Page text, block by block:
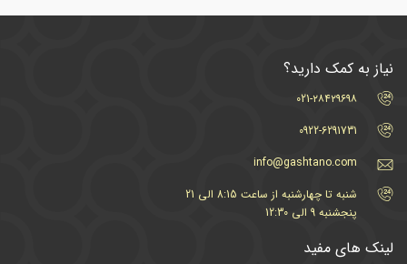
نیاز به کمک دارید؟
021-۲۸۴۲۹۶۹۸
0922-6291731
info@gashtano.com
شنبه تا چهارشنبه از ساعت 8:15 الی 21
پنجشنبه 9 الی 12:30
لینک های مفید